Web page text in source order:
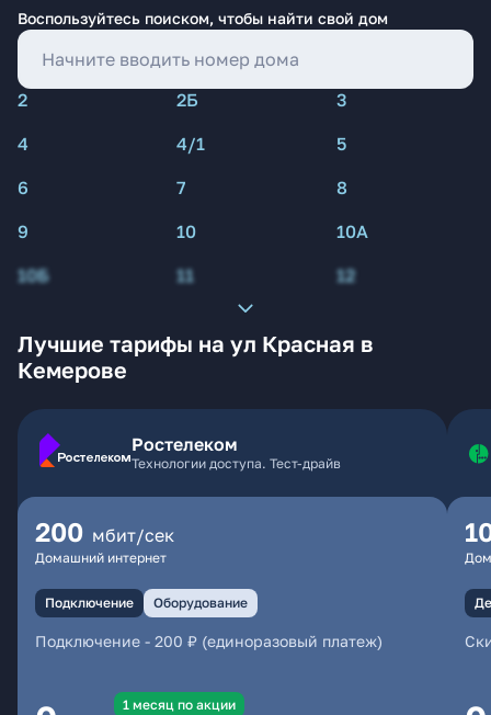
Воспользуйтесь поиском, чтобы найти свой дом
2 2Б
3
4
4/1
5
6
7
8
9
10
10А
10Б
11 12
Лучшие тарифы на ул Красная в
Кемерове
Ростелеком
Технологии доступа. Тест-драйв
200 мбит/сек
Домашний интернет
Подключение Оборудование
Подключение - 200 ₽ (единоразовый платеж)
1 месяц по акции